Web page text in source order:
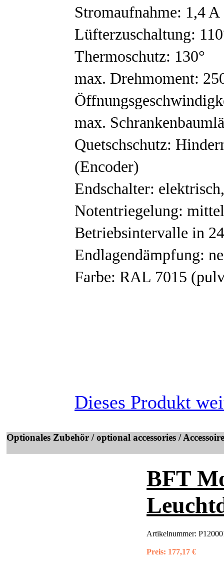
Stromaufnahme: 1,4 A
Lüfterzuschaltung:
Thermoschutz: 130°
max. Drehmoment:
max.
Quetschschutz:
(Encoder)
Endschalter:
Notentriegelung:
Betriebsintervalle in
Endlagendämpfung:
Farbe: RAL 7015
Dieses Produkt
Optionales Zubehör / optional accessories /
BFT
Artikelnummer:
Preis: 177,17 €